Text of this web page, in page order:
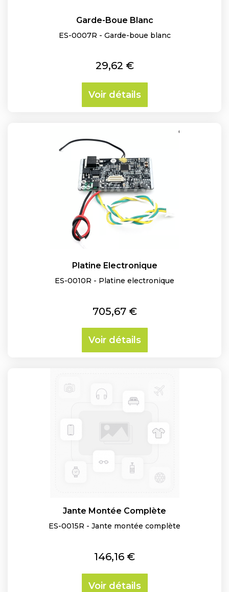
Garde-Boue Blanc
ES-0007R - Garde-boue blanc
Prix
29,62 €
Voir détails
Platine Electronique
ES-0010R - Platine electronique
Prix
705,67 €
Voir détails
Jante Montée Complète
ES-0015R - Jante montée complète
Prix
146,16 €
Voir détails